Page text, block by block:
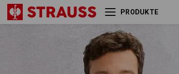
PRODUKTE
e.s. Piqué-Polo cotton light